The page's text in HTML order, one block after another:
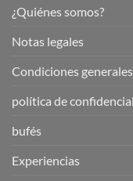
¿Quiénes somos?
Notas legales
Condiciones
política de
bufés
Experiencias